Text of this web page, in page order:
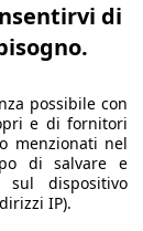
di
possibile con
e di fornitori
menzionati nel
di salvare e
dispositivo
IP).